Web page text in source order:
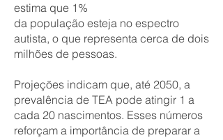
estima que 1%
da população esteja no espectro
autista, o que representa cerca de dois
milhões de pessoas.
Projeções indicam que, até 2050, a
prevalência de TEA pode atingir 1 a
cada 20 nascimentos. Esses números
reforçam a importância de preparar a